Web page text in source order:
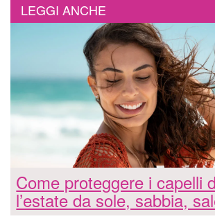
LEGGI ANCHE
Come proteggere i capelli
l’estate da sole, sabbia,